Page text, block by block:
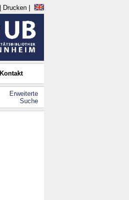
Drucken
Kontakt
Erweiterte
Suche